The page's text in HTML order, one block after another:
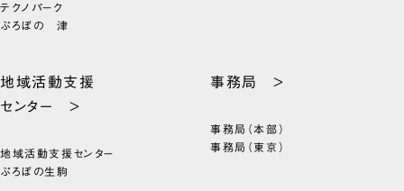
テクノパーク
ぷろぼの 津
地域活動支援
センター >
地域活動支援センター
ぷろぼの生駒
事務局 >
事務局（本部）
事務局（東京）